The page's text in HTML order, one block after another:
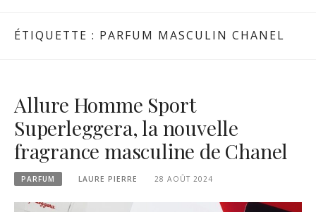
ÉTIQUETTE : PARFUM MASCULIN CHANEL
Allure Homme Sport
Superleggera, la nouvelle
fragrance masculine de Chanel
PARFUM LAURE PIERRE 28 AOÛT 2024